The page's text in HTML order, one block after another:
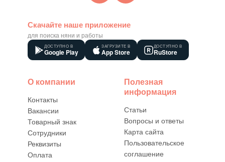
Скачайте наше приложение
для поиска няни и работы
ДОСТУПНО В
Google Play
ЗАГРУЗИТЕ В
App Store
ДОСТУПНО В
RuStore
О компании
Контакты
Вакансии
Товарный знак
Сотрудники
Реквизиты
Оплата
Полезная
информация
Статьи
Вопросы и ответы
Карта сайта
Пользовательское
соглашение